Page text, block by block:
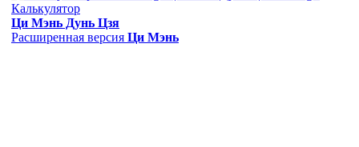
Калькулятор
Ци Мэнь Дунь Цзя
Расширенная версия Ци Мэнь